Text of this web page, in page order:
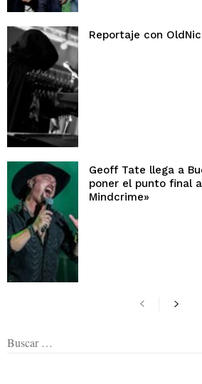
Reportaje con
Geoff Tate llega a
poner el punto final
Mindcrime»
Buscar: